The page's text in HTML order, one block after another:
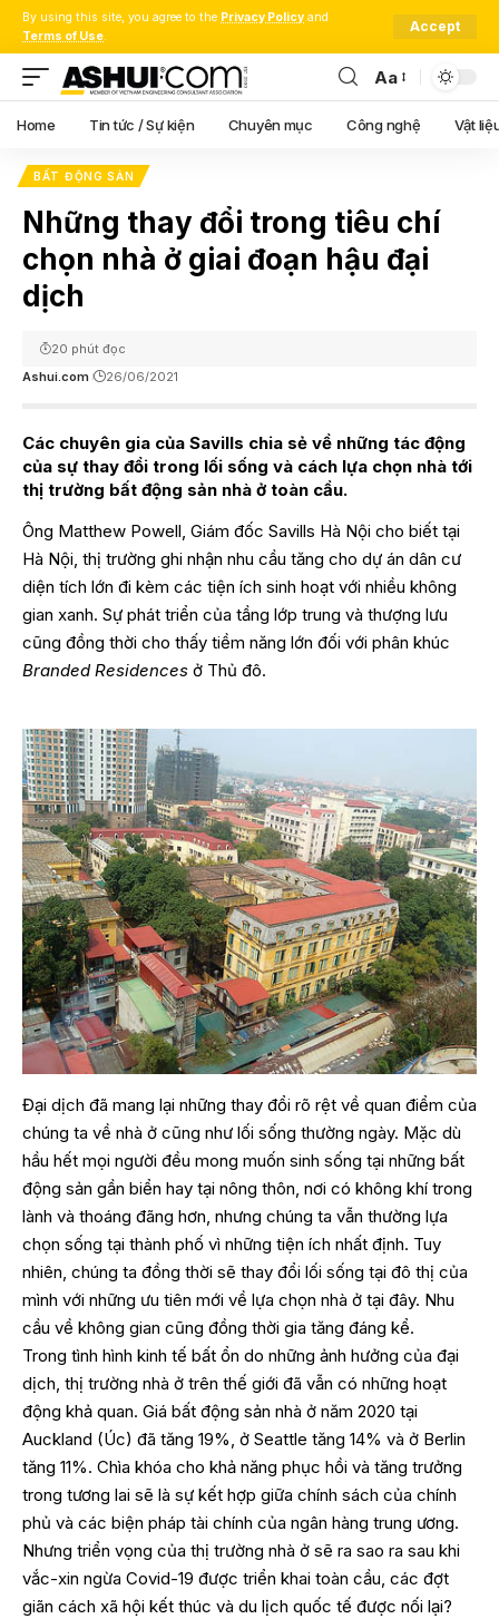
By using this site, you agree to the Privacy Policy and
Terms of Use.
Accept
Font
Resizer
Aa
Home Tin tức / Sự kiện Chuyên mục Công nghệ Vật
BẤT ĐỘNG SẢN
Những thay đổi trong tiêu chí
chọn nhà ở giai đoạn hậu đại
dịch
Ashui.com 26/06/2021
20 phút đọc
Các chuyên gia của Savills chia sẻ về những tác động
của sự thay đổi trong lối sống và cách lựa chọn nhà tới
thị trường bất động sản nhà ở toàn cầu.
Ông Matthew Powell, Giám đốc Savills Hà Nội cho biết tại
Hà Nội, thị trường ghi nhận nhu cầu tăng cho dự án dân cư
diện tích lớn đi kèm các tiện ích sinh hoạt với nhiều không
gian xanh. Sự phát triển của tầng lớp trung và thượng lưu
cũng đồng thời cho thấy tiềm năng lớn đối với phân khúc
Branded Residences ở Thủ đô.
Đại dịch đã mang lại những thay đổi rõ rệt về quan điểm của
chúng ta về nhà ở cũng như lối sống thường ngày. Mặc dù
hầu hết mọi người đều mong muốn sinh sống tại những bất
động sản gần biển hay tại nông thôn, nơi có không khí trong
lành và thoáng đãng hơn, nhưng chúng ta vẫn thường lựa
chọn sống tại thành phố vì những tiện ích nhất định. Tuy
nhiên, chúng ta đồng thời sẽ thay đổi lối sống tại đô thị của
mình với những ưu tiên mới về lựa chọn nhà ở tại đây. Nhu
cầu về không gian cũng đồng thời gia tăng đáng kể.
Trong tình hình kinh tế bất ổn do những ảnh hưởng của đại
dịch, thị trường nhà ở trên thế giới đã vẫn có những hoạt
động khả quan. Giá bất động sản nhà ở năm 2020 tại
Auckland (Úc) đã tăng 19%, ở Seattle tăng 14% và ở Berlin
tăng 11%. Chìa khóa cho khả năng phục hồi và tăng trưởng
trong tương lai sẽ là sự kết hợp giữa chính sách của chính
phủ và các biện pháp tài chính của ngân hàng trung ương.
Nhưng triển vọng của thị trường nhà ở sẽ ra sao ra sau khi
vắc-xin ngừa Covid-19 được triển khai toàn cầu, các đợt
giãn cách xã hội kết thúc và du lịch quốc tế được nối lại?